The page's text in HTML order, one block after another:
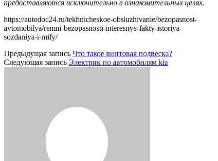
предоставляются исключительно в ознакомительных целях.
https://autodoc24.ru/tekhnicheskoe-obsluzhivanie/bezopasnost-
avtomobilya/remni-bezopasnosti-interesnye-fakty-istoriya-
sozdaniya-i-mify/
Предыдущая запись Что такое винтовая подвеска?
Следующая запись Электрик по автомобилям kia